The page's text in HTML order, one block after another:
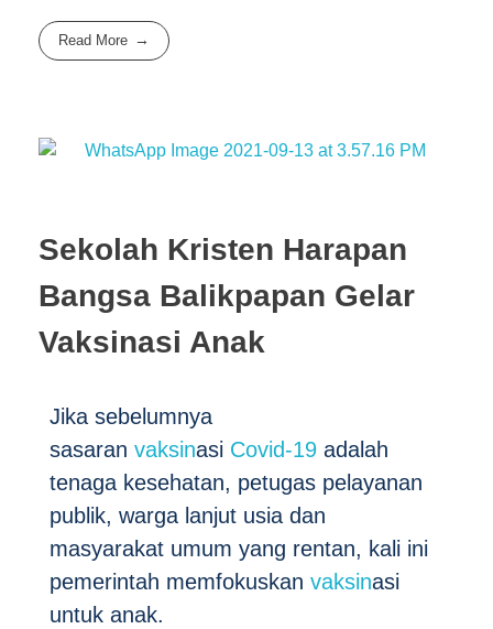
Read More
Sekolah Kristen Harapan
Bangsa Balikpapan Gelar
Vaksinasi Anak
Jika sebelumnya
sasaran vaksinasi Covid-19 adalah
tenaga kesehatan, petugas pelayanan
publik, warga lanjut usia dan
masyarakat umum yang rentan, kali ini
pemerintah memfokuskan vaksinasi
untuk anak.